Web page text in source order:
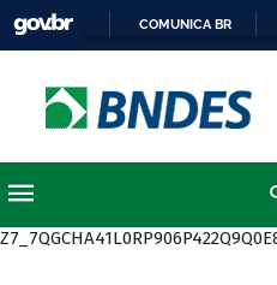
COMUNICA BR